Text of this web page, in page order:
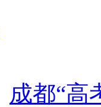
成都“高